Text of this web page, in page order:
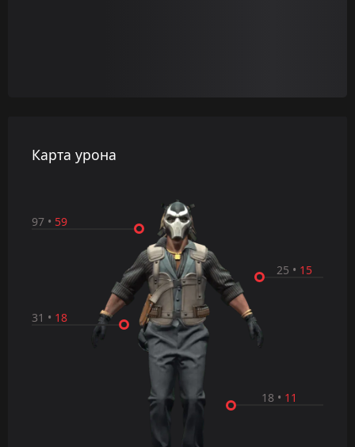
Карта урона
18 • 11
31 • 18
25 • 15
97 • 59